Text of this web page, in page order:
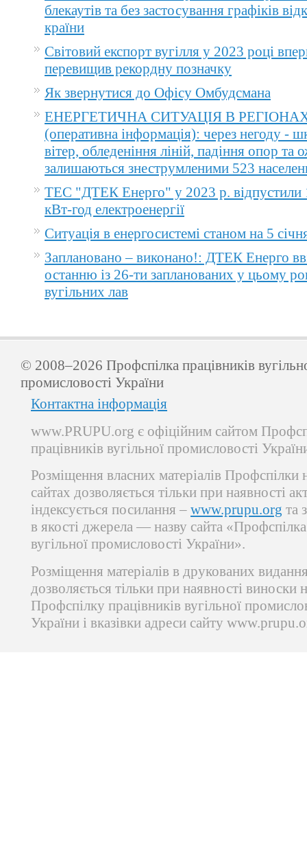
блекаутів та без застосування графіків
країни
Світовий експорт вугілля у 2023 році
перевищив рекордну позначку
Як звернутися до Офісу Омбудсмана
ЕНЕРГЕТИЧНА СИТУАЦІЯ В
(оперативна інформація): через негоду -
вітер, обледеніння ліній, падіння опор та
залишаються знеструмленими 523
ТЕС "ДТЕК Енерго" у 2023 р. відпустили
кВт-год електроенергії
Ситуація в енергосистемі станом на 5
Заплановано – виконано!: ДТЕК Енерго
останню із 26-ти запланованих у цьому
вугільних лав
© 2008–2026 Профспілка працівників
промисловості України
Контактна інформація
www.PRUPU.org є офіційним сайтом
працівників вугільної промисловості
Розміщення власних матеріалів Профспілки
сайтах дозволяється тільки при наявності
індексується посилання – www.prupu.org та
в якості джерела — назву сайта «Профспілка
вугільної промисловості України».
Розміщення матеріалів в друкованих
дозволяється тільки при наявності виноски
Профспілку працівників вугільної
України і вказівки адреси сайту